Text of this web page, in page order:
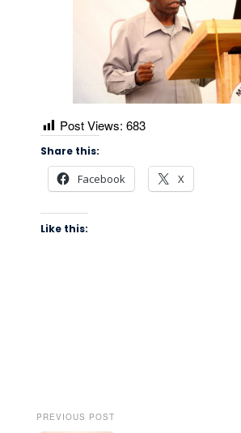
Post Views: 683
Share this:
Facebook X
Like this:
PREVIOUS POST